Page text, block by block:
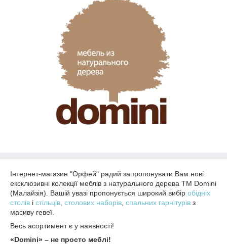
Інтернет-магазин "Орфей" радий запропонувати Вам нові
ексклюзивні колекції меблів з натурального дерева ТМ Domini
(Малайзія). Вашій увазі пропонується широкий вибір обідніх
столів і стільців столових наборів спальних гарнітурів з
масиву гевеї.
Весь асортимент є у наявності!
«Domini» – не просто меблі!